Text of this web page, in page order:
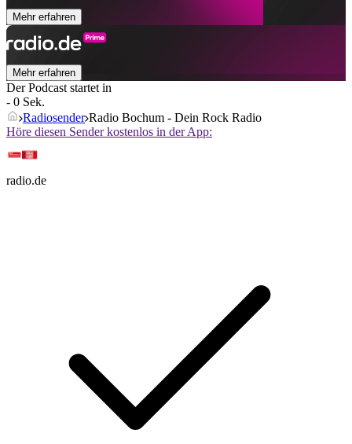
Mehr erfahren
Mehr erfahren
Der Podcast startet in
- 0 Sek.
Radiosender Radio Bochum - Dein Rock Radio
Höre diesen Sender kostenlos in der App:
radio.de